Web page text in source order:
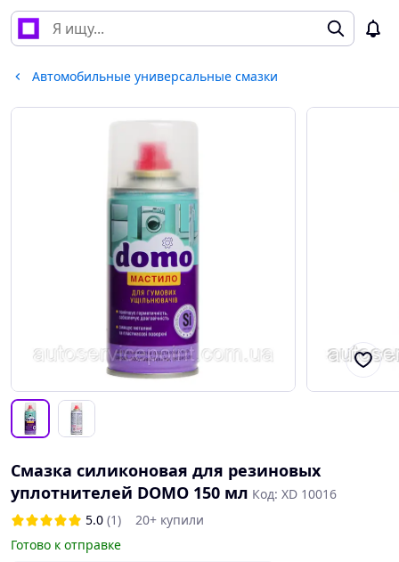
Автомобильные универсальные смазки
Смазка силиконовая для резиновых
уплотнителей DOMO 150 мл Код: XD 10016
5.0 (1)
20+ купили
Готово к отправке